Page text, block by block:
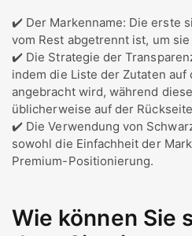
✔️ Der Markenname: Die erste
vom Rest abgetrennt ist, um
✔️ Die Strategie der
indem die Liste der Zutaten auf
angebracht wird, während
üblicherweise auf der
✔️ Die Verwendung von
sowohl die Einfachheit der
Premium-Positionierung.
Wie können Sie